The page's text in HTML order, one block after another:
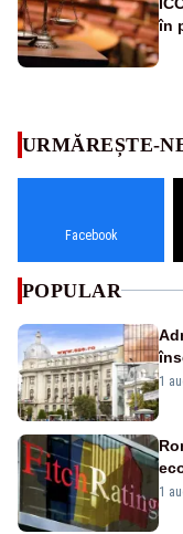
în
URMĂREȘTE-
Facebook
POPULAR
1
1